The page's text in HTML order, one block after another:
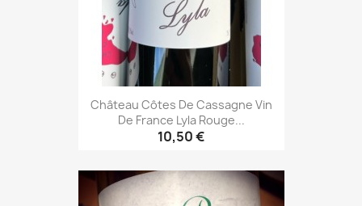
Château Côtes De Cassagne Vin
De France Lyla Rouge...
10,50 €